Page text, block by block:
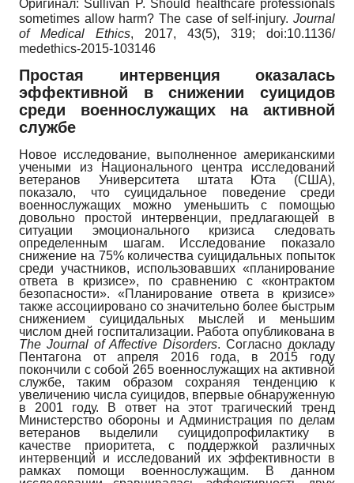
Оригинал: Sullivan P. Should healthcare professionals
sometimes allow harm?The case of self-injury.Journal
of Medical Ethics, 2017, 43(5), 319; doi:10.1136/
medethics-2015-103146
Простая интервенция оказалась
эффективной в снижении суицидов
среди военнослужащих на активной
службе
Новое исследование, выполненное американскими
учеными из Национального центра исследований
ветеранов Университета штата Юта (США),
показало, что суицидальное поведение среди
военнослужащих можно уменьшить с помощью
довольно простой интервенции, предлагающей в
ситуации эмоционального кризиса следовать
определенным шагам. Исследование показало
снижение на 75% количества суицидальных попыток
среди участников, использовавших «планирование
ответа в кризисе», по сравнению с «контрактом
безопасности». «Планирование ответа в кризисе»
также ассоциировано со значительно более быстрым
снижением суицидальных мыслей и меньшим
числом дней госпитализации. Работа опубликована в
The Journal of Affective Disorders. Согласно докладу
Пентагона от апреля 2016 года, в 2015 году
покончили с собой 265 военнослужащих на активной
службе, таким образом сохраняя тенденцию к
увеличению числа суицидов, впервые обнаруженную
в 2001 году. В ответ на этот трагический тренд
Министерство обороны и Администрация по делам
ветеранов выделили суицидопрофилактику в
качестве приоритета, с поддержкой различных
интервенций и исследований их эффективности в
рамках помощи военнослужащим. В данном